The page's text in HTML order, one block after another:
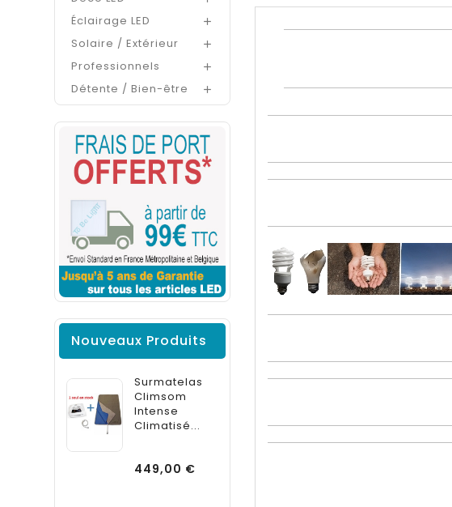
Éclairage LED 
Solaire / Extérieur 
Professionnels 
Détente / Bien-être 
Nouveaux Produits
Surmatelas
Climsom
Intense
Climatisé...
449,00 €